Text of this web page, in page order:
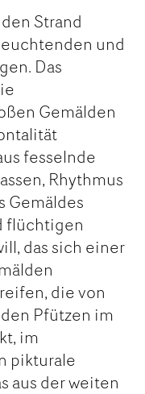
Strand
und
Das
Gemälden
fesselnde
Rhythmus
Gemäldes
flüchtigen
das sich einer
die von
Pfützen im
im
pikturale
aus der weiten